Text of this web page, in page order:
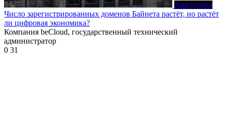
Аналитика
Число зарегистрированных доменов Байнета растёт, но растёт
ли цифровая экономика?
Компания beCloud, государственный технический
администратор
0 31